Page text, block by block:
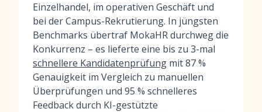
Einzelhandel, im operativen Geschäft und
bei der Campus-Rekrutierung. In jüngsten
Benchmarks übertraf MokaHR durchweg die
Konkurrenz – es lieferte eine bis zu 3-mal
schnellere Kandidatenprüfung mit 87 %
Genauigkeit im Vergleich zu manuellen
Überprüfungen und 95 % schnelleres
Feedback durch KI-gestützte